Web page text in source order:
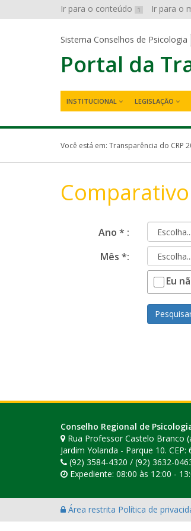
Ir para o conteúdo 1 Ir para o
Sistema Conselhos de Psicologia
Portal da
INSTITUCIONAL LEGISLAÇÃO
Você está em: Transparência do CRP
Ano * :
Mês *:
Eu
Conselho Regional de
Rua Professor Castelo Branco
Jardim Yolanda - Parque 10. CEP:
(92) 3584-4320 / (92) 3632-
Expediente: 08:00 às 12:00 -
Área restrita Política de